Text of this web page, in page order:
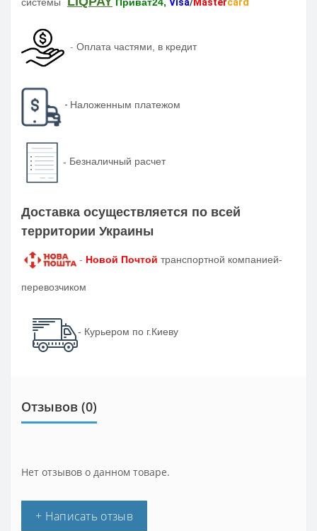
- Оплата частями, в кредит
- Наложенным платежом
- Безналичный расчет
Доставка осуществляется по всей
территории Украины
- Новой Почтой транспортной компанией-
перевозчиком
- Курьером по г.Киеву
Отзывов (0)
Нет отзывов о данном товаре.
+ Написать отзыв